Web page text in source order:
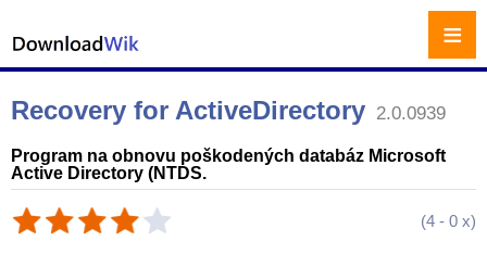
Recovery for ActiveDirectory 2.0.0939
Program na obnovu poškodených databáz Microsoft
Active Directory (NTDS.
(4 - 0 x)
≡